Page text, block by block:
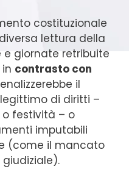
costituzionale
lettura della
giornate retribuite
contrasto con
il
di diritti –
festività – o
imputabili
(come il mancato